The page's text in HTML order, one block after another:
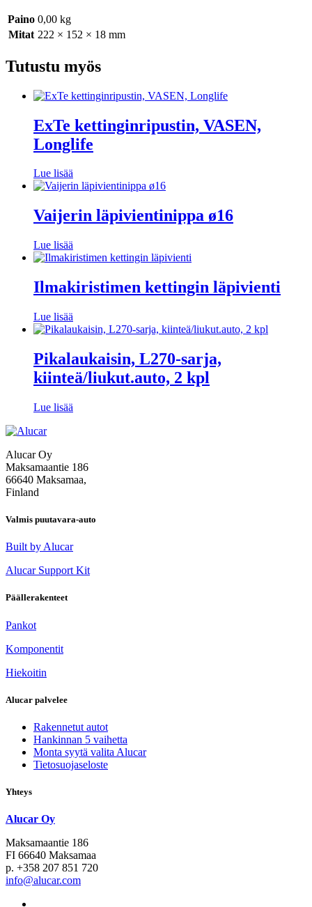
Paino 0,00 kg
Mitat 222 × 152 × 18 mm
Tutustu myös
ExTe kettinginripustin, VASEN,
Longlife
Lue lisää
Vaijerin läpivientinippa ø16
Lue lisää
Ilmakiristimen kettingin läpivienti
Lue lisää
Pikalaukaisin, L270-sarja,
kiinteä/liukut.auto, 2 kpl
Lue lisää
Alucar Oy
Maksamaantie 186
66640 Maksamaa,
Finland
Valmis puutavara-auto
Built by Alucar
Alucar Support Kit
Päällerakenteet
Pankot
Komponentit
Hiekoitin
Alucar palvelee
Rakennetut autot
Hankinnan 5 vaihetta
Monta syytä valita Alucar
Tietosuojaseloste
Yhteys
Alucar Oy
Maksamaantie 186
FI 66640 Maksamaa
p. +358 207 851 720
info@alucar.com